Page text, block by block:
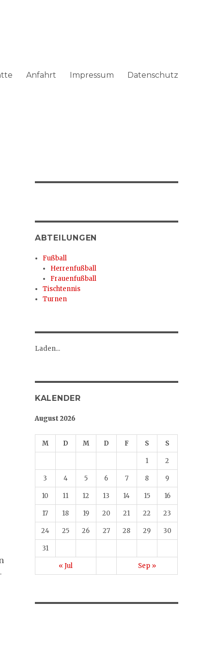
Anfahrt Impressum Datenschutz
ABTEILUNGEN
Fußball
Herrenfußball
Frauenfußball
Tischtennis
Turnen
Laden...
KALENDER
August 2026
M D M D F S S
1 2
3 4 5 6 7 8 9
10 11 12 13 14 15 16
17 18 19 20 21 22 23
24 25 26 27 28 29 30
31
« Jul Sep »